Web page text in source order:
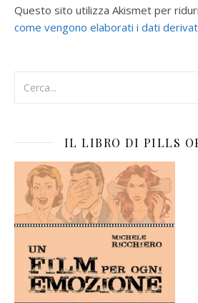
Questo sito utilizza Akismet per
come vengono elaborati i dati
IL LIBRO DI PILLS